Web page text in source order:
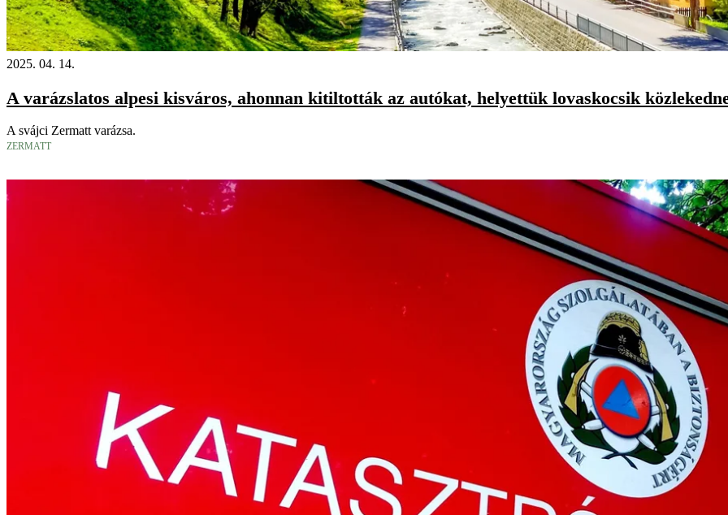
2025. 04. 14.
A varázslatos alpesi kisváros, ahonnan kitiltották az autókat, helyettük lovaskocsik
A svájci Zermatt varázsa.
ZERMATT